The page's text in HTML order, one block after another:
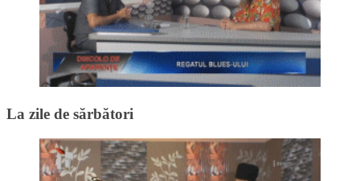
La zile de sărbători